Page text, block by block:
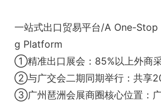
一站式出口贸易平台/A One-
g Platform
①精准出口展会：85%以上外商
②与广交会二期同期举行：共享
③广州琶洲会展商圈核心位置：